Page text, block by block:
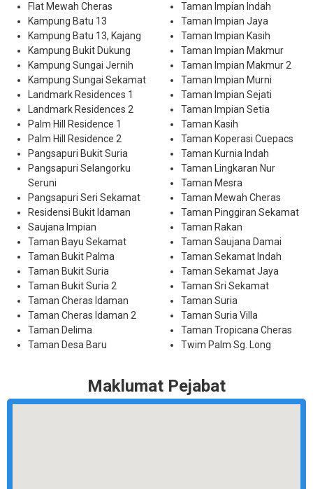
Flat Mewah Cheras
Kampung Batu 13
Kampung Batu 13, Kajang
Kampung Bukit Dukung
Kampung Sungai Jernih
Kampung Sungai Sekamat
Landmark Residences 1
Landmark Residences 2
Palm Hill Residence 1
Palm Hill Residence 2
Pangsapuri Bukit Suria
Pangsapuri Selangorku
Seruni
Pangsapuri Seri Sekamat
Residensi Bukit Idaman
Saujana Impian
Taman Bayu Sekamat
Taman Bukit Palma
Taman Bukit Suria
Taman Bukit Suria 2
Taman Cheras Idaman
Taman Cheras Idaman 2
Taman Delima
Taman Desa Baru
Taman Impian Indah
Taman Impian Jaya
Taman Impian Kasih
Taman Impian Makmur
Taman Impian Makmur 2
Taman Impian Murni
Taman Impian Sejati
Taman Impian Setia
Taman Kasih
Taman Koperasi Cuepacs
Taman Kurnia Indah
Taman Lingkaran Nur
Taman Mesra
Taman Mewah Cheras
Taman Pinggiran Sekamat
Taman Rakan
Taman Saujana Damai
Taman Sekamat Indah
Taman Sekamat Jaya
Taman Sri Sekamat
Taman Suria
Taman Suria Villa
Taman Tropicana Cheras
Twim Palm Sg. Long
Maklumat Pejabat